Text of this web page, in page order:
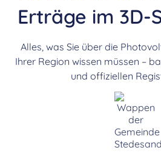
Erträge im 3D-
Alles, was Sie über die
Ihrer Region wissen müssen –
und offiziellen